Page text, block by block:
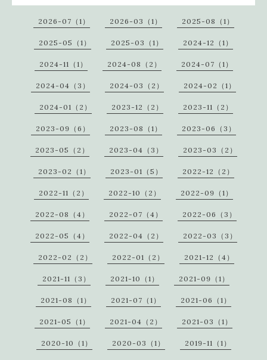
2026-07（1） 2026-03（1） 2025-08（1）
2025-05（1） 2025-03（1） 2024-12（1）
2024-11（1） 2024-08（2） 2024-07（1）
2024-04（3） 2024-03（2） 2024-02（1）
2024-01（2） 2023-12（2） 2023-11（2）
2023-09（6） 2023-08（1） 2023-06（3）
2023-05（2） 2023-04（3） 2023-03（2）
2023-02（1） 2023-01（5） 2022-12（2）
2022-11（2） 2022-10（2） 2022-09（1）
2022-08（4） 2022-07（4） 2022-06（3）
2022-05（4） 2022-04（2） 2022-03（3）
2022-02（2） 2022-01（2） 2021-12（4）
2021-11（3） 2021-10（1） 2021-09（1）
2021-08（1） 2021-07（1） 2021-06（1）
2021-05（1） 2021-04（2） 2021-03（1）
2020-10（1） 2020-03（1） 2019-11（1）